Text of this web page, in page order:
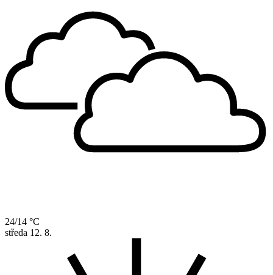
24/14 °C
středa 12. 8.